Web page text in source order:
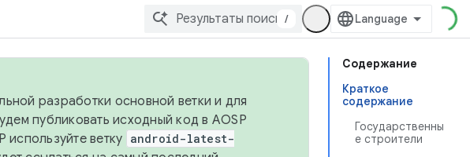
/
Содержание
Краткое
содержание
Государственны
е строители
разработки основной ветки и для
публиковать исходный код в AOSP
ветку android-latest-